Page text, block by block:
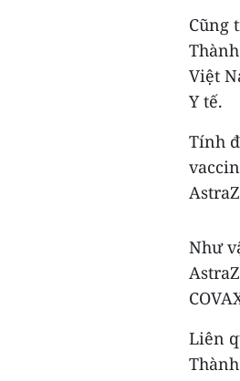
Cũng
Việt
Y tế.
Tính
Như
Liên